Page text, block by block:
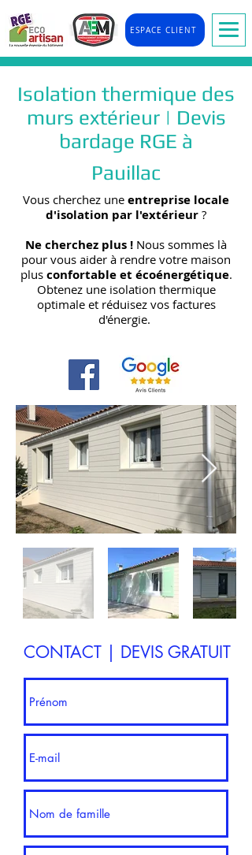
ESPACE CLIENT
Isolation thermique des
murs extérieur | Devis
bardage RGE à
Pauillac
Vous cherchez une entreprise locale
d'isolation par l'extérieur ?
Ne cherchez plus ! Nous sommes là
pour vous aider à rendre votre maison
plus confortable et écoénergétique.
Obtenez une isolation thermique
optimale et réduisez vos factures
d'énergie.
CONTACT | DEVIS GRATUIT